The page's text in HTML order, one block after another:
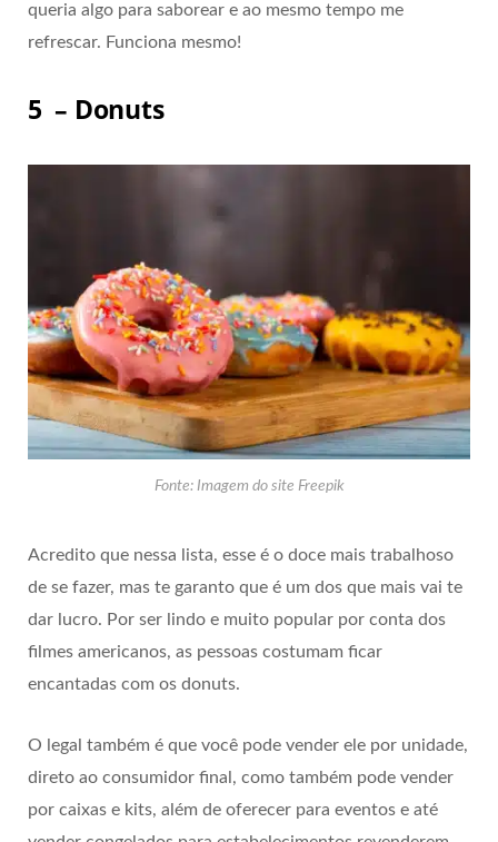
queria algo para saborear e ao mesmo tempo me
refrescar. Funciona mesmo!
5 – Donuts
Fonte: Imagem do site Freepik
Acredito que nessa lista, esse é o doce mais trabalhoso
de se fazer, mas te garanto que é um dos que mais vai te
dar lucro. Por ser lindo e muito popular por conta dos
filmes americanos, as pessoas costumam ficar
encantadas com os donuts.
O legal também é que você pode vender ele por unidade,
direto ao consumidor final, como também pode vender
por caixas e kits, além de oferecer para eventos e até